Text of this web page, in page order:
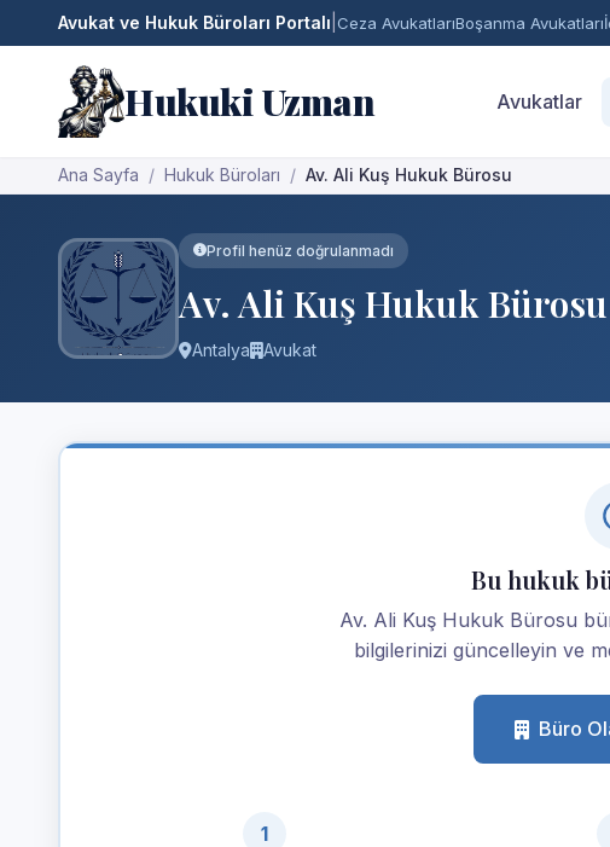
Avukat ve Hukuk Büroları Portalı Ceza AvukatlarıBoşanma Avukatları
Hukuki Uzman Avukatlar
Ana Sayfa Hukuk Büroları Av. Ali Kuş Hukuk Bürosu
Profil henüz doğrulanmadı
Av. Ali Kuş Hukuk Bürosu
Antalya Avukat
Bu hukuk
Av. Ali Kuş Hukuk Bürosu
bilgilerinizi güncelleyin ve
Büro
1